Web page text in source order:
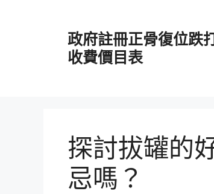
政府註冊正骨復位跌
收費價目表
探討拔罐的
忌嗎？